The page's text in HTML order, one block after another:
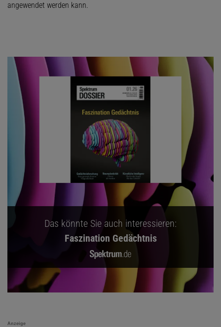
angewendet werden kann.
Das könnte Sie auch interessieren:
Faszination Gedächtnis
Anzeige